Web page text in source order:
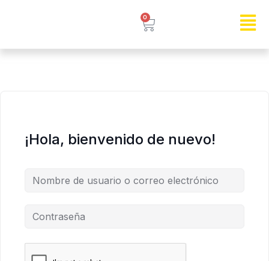
0
¡Hola, bienvenido de nuevo!